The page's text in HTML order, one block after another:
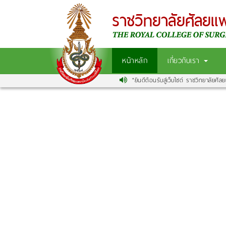
หน้าหลัก เกี่ยวกับเรา
"ยินดีต้อนรับสู่เว็บไซต์ ราชวิทยาลัยศัลย